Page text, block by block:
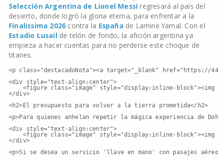
Selección Argentina de Lionel Messi regresará al país del
desierto, donde logró la gloria eterna, para enfrentar a la
Finalissima 2026 contra la España de Lamine Yamal. Con el
Estadio Lusail de telón de fondo, la afición argentina ya
empieza a hacer cuentas para no perderse este choque de
titanes.
<p class="destacadoNota"><a target="_blank"
<div style="text-align:center">
<figure class="image" style="display:inline-
</div>
<h2>El presupuesto para volver a la tierra prometida</h2>
<p>Para quienes anhelan repetir la mágica experiencia de
<div style="text-align:center">
<figure class="image" style="display:inline-
</div>
<p>Si se desea un servicio 'llave en mano' con pasajes